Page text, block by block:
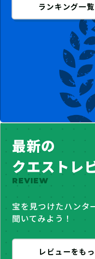
ランキング一
最新の
クエストレ
REVIEW
宝を見つけたハンタ
聞いてみよう！
レビューをも